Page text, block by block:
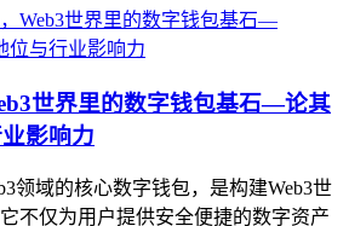
世界里的数字钱包基石—论其
影响力
领域的核心数字钱包，是构建Web3世
不仅为用户提供安全便捷的数字资产